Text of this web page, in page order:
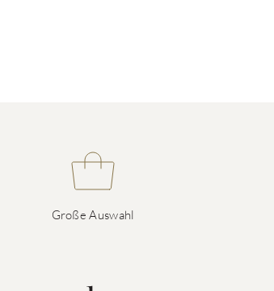
Große Auswahl